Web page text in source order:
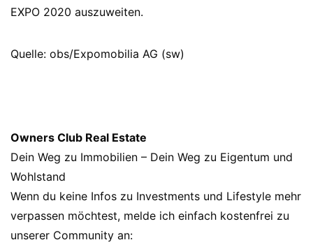
EXPO 2020 auszuweiten.
Quelle: obs/Expomobilia AG (sw)
Owners Club Real Estate
Dein Weg zu Immobilien – Dein Weg zu Eigentum und
Wohlstand
Wenn du keine Infos zu Investments und Lifestyle mehr
verpassen möchtest, melde ich einfach kostenfrei zu
unserer Community an: